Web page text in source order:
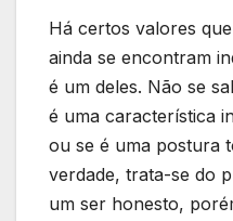
Há certos valores
ainda se encontram
é um deles. Não se
é uma característica
ou se é uma postura
verdade, trata-se do
um ser honesto,